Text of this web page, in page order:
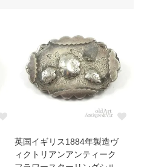
英国イギリス1884年製造ヴ
ィクトリアンアンティーク